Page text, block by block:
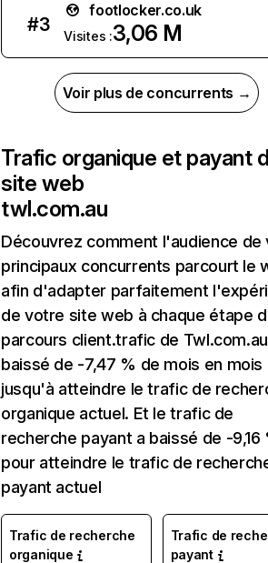
#3
footlocker.co.uk
Visites :3,06 M
Voir plus de concurrents →
Trafic organique et payant
site web
twl.com.au
Découvrez comment l'audience de
principaux concurrents parcourt le
afin d'adapter parfaitement
de votre site web à chaque étape
parcours client.trafic de
baissé de -7,47 % de mois en mois
jusqu'à atteindre le trafic de
organique actuel. Et le trafic de
recherche payant a baissé de -9,16
pour atteindre le trafic de
payant actuel
Trafic de recherche
organique
Trafic de
payant